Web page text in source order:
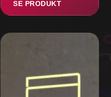
SE PRODUKT
Dette
varianter.